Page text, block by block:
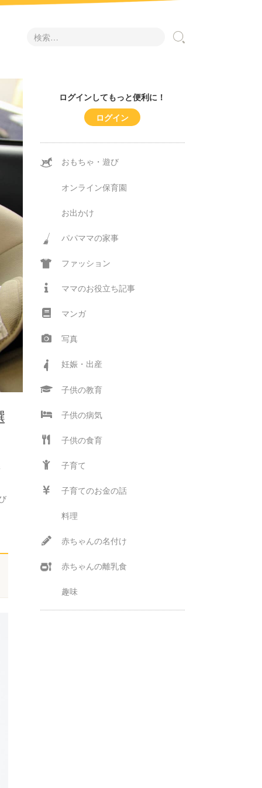
検
ログインしてもっと便利に！
ログイン
おもちゃ・遊び
オンライン保育園
お出かけ
パパママの家事
ファッション
ママのお役立ち記事
マンガ
写真
妊娠・出産
子供の教育
子供の病気
子供の食育
子育て
子育てのお金の話
料理
赤ちゃんの名付け
赤ちゃんの離乳食
趣味